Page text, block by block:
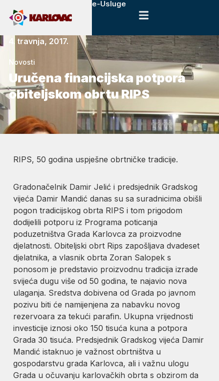
e-Usluge
4. travnja, 2017.
Novosti
Uručena financijska potpora
obiteljskom obrtu RIPS
RIPS, 50 godina uspješne obrtničke tradicije.
Gradonačelnik Damir Jelić i predsjednik Gradskog
vijeća Damir Mandić danas su sa suradnicima obišli
pogon tradicijskog obrta RIPS i tom prigodom
dodijelili potporu iz Programa poticanja
poduzetništva Grada Karlovca za proizvodne
djelatnosti. Obiteljski obrt Rips zapošljava dvadeset
djelatnika, a vlasnik obrta Zoran Salopek s
ponosom je predstavio proizvodnu tradicija izrade
svijeća dugu više od 50 godina, te najavio nova
ulaganja. Sredstva dobivena od Grada po javnom
pozivu biti će namijenjena za nabavku novog
rezervoara za tekući parafin. Ukupna vrijednosti
investicije iznosi oko 150 tisuća kuna a potpora
Grada 30 tisuća. Predsjednik Gradskog vijeća Damir
Mandić istaknuo je važnost obrtništva u
gospodarstvu grada Karlovca, ali i važnu ulogu
Grada u očuvanju karlovačkih obrta s obzirom da